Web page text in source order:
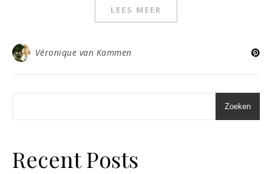
LEES MEER
Véronique van Kammen
Zoeken
Recent Posts